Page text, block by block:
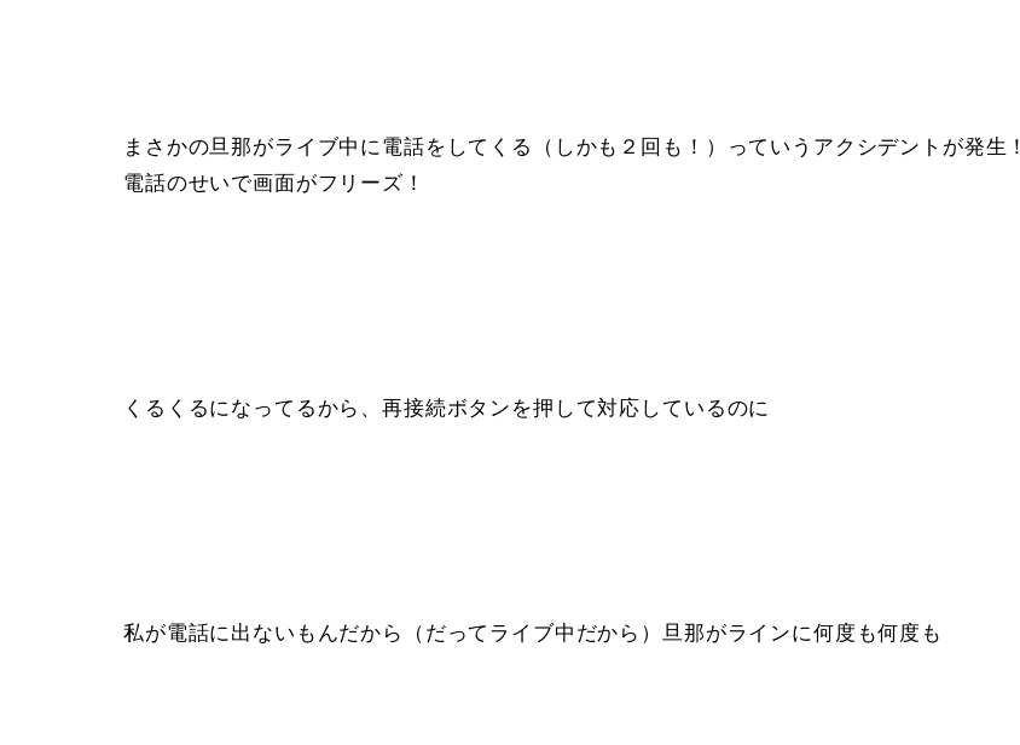
まさかの旦那がライブ中に電話をしてくる（しかも２回も！）っていうアクシデントが発生！
電話のせいで画面がフリーズ！
くるくるになってるから、再接続ボタンを押して対応しているのに
私が電話に出ないもんだから（だってライブ中だから）旦那がラインに何度も何度も